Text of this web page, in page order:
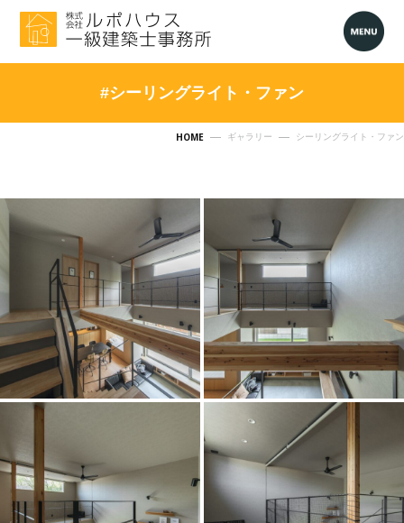
HOME ギャラリー シーリングライト・ファン
#シーリングライト・ファン